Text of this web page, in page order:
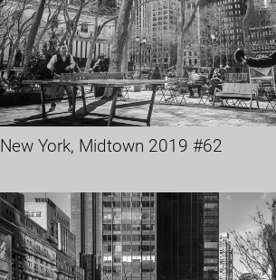
New York, Midtown 2019 #62